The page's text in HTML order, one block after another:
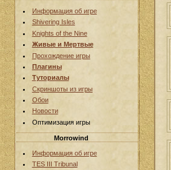
Информация об игре
Shivering Isles
Knights of the Nine
Живые и Мертвые
Прохождение игры
Плагины
Туториалы
Скриншоты из игры
Обои
Новости
Оптимизация игры
Morrowind
Информация об игре
TES III Tribunal